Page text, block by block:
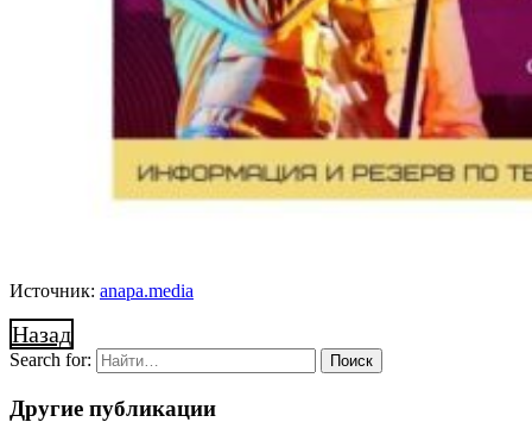
Источник: anapa.media
Назад
Search for:
Другие публикации